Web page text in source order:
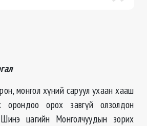
монгол хүний саруул ухаан хааш
орондоо орох завгүй олзолдон
цагийн Монголчуудын зорих